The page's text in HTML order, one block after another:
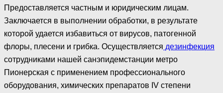
Предоставляется частным и юридическим лицам.
Заключается в выполнении обработки, в результате
которой удается избавиться от вирусов, патогенной
флоры, плесени и грибка. Осуществляется дезинфекция
сотрудниками нашей санэпидемстанции метро
Пионерская с применением профессионального
оборудования, химических препаратов IV степени